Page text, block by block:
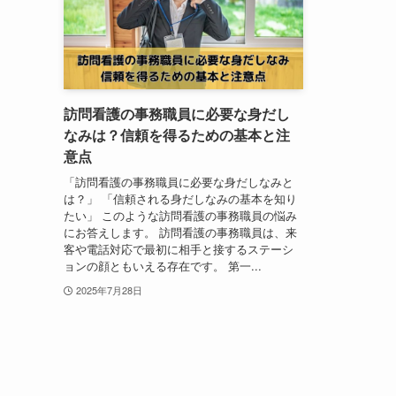
訪問看護の事務職員に必要な身だし
なみは？信頼を得るための基本と注
意点
「訪問看護の事務職員に必要な身だしなみと
は？」 「信頼される身だしなみの基本を知り
たい」 このような訪問看護の事務職員の悩み
にお答えします。 訪問看護の事務職員は、来
客や電話対応で最初に相手と接するステーシ
ョンの顔ともいえる存在です。 第一...
2025年7月28日